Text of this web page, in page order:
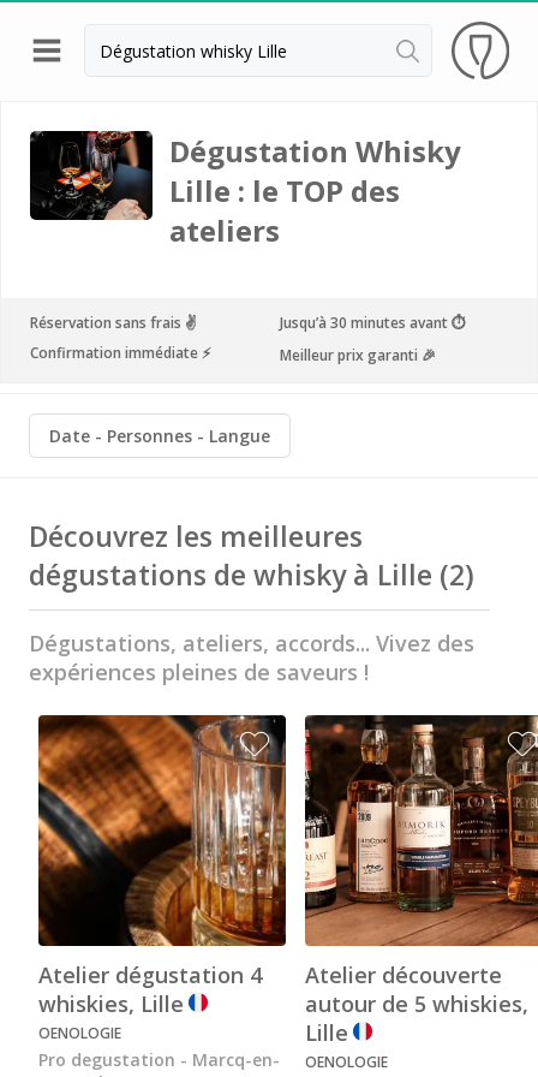
Retour
Visite cave & dégustation vin Beaune
Visite cave & dégustation vin Chablis
Visite cave & dégustation vin Châteauneuf du
Visite cave & dégustation Cognac
Visite cave Epernay
Visite chateau & dégustation vin Pessac Léognan
Visite cave & dégustation champagne Reims
Visite cave & dégustation vin Sancerre
Visite cave & dégustation vin Saumur
Visite cave Vouvray
Caves Ackerman
Cave de Vouvray
Caves du Louvre
Cave historique des Hospices de Strasbourg
Bouvet Ladubay
Champagne Canard Duchêne
Dégustation Whisky
Lille : le TOP des
ateliers
Réservation sans frais ✌️
Jusqu’à 30 minutes avant ⏱
Confirmation immédiate ⚡️
Meilleur prix garanti 🎉
Date Personnes Langue
Découvrez les meilleures
dégustations de whisky à Lille (2)
Dégustations, ateliers, accords... Vivez des
expériences pleines de saveurs !
Atelier dégustation 4
whiskies, Lille
OENOLOGIE
Pro degustation - Marcq-en-
Atelier découverte
autour de 5 whiskies,
Lille
OENOLOGIE